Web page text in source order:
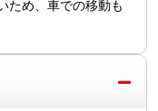
ため、車での移動も